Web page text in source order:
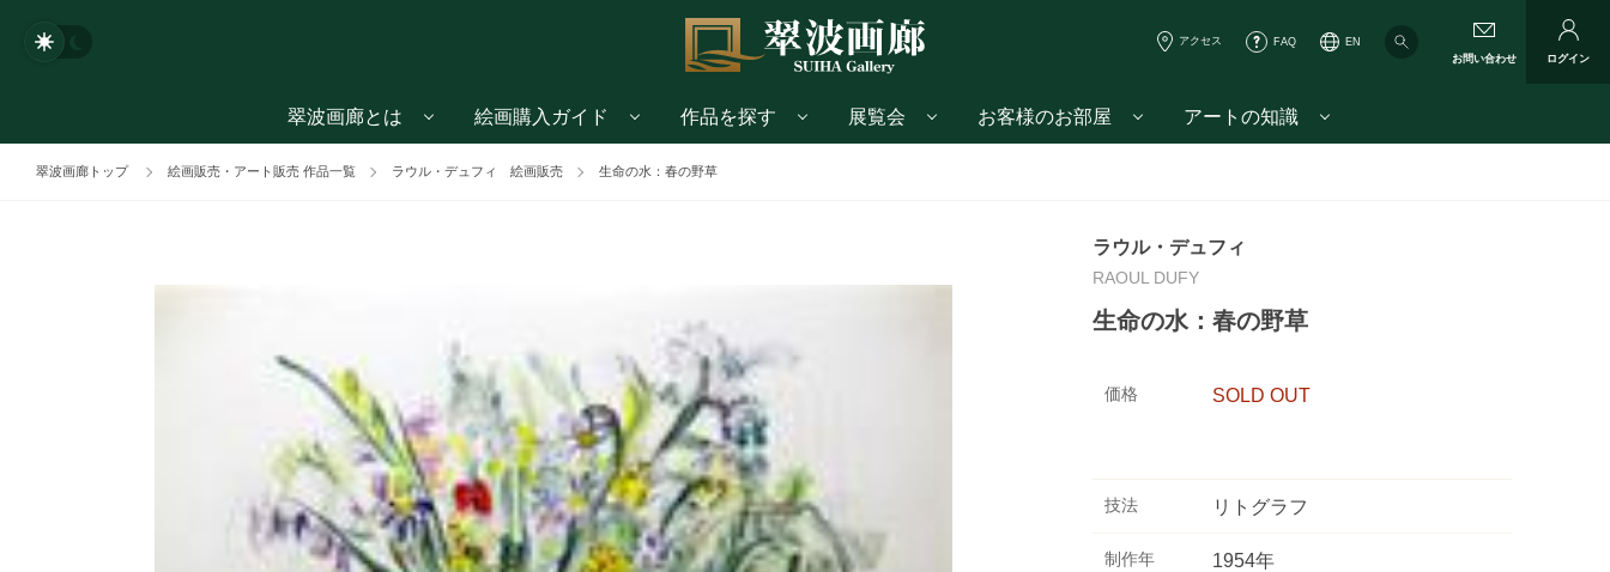
アクセス FAQ
EN
お問い合わせ
ログイン
翠波画廊とは 絵画購入ガイド 作品を探す 展覧会 お客様のお部屋 アートの知識
翠波画廊トップ 絵画販売・アート販売 作品一覧 ラウル・デュフィ 絵画販売 生命の水：春の野草
ラウル・デュフィ
RAOUL DUFY
生命の水：春の野草
価格 SOLD OUT
技法 リトグラフ
制作年 1954年